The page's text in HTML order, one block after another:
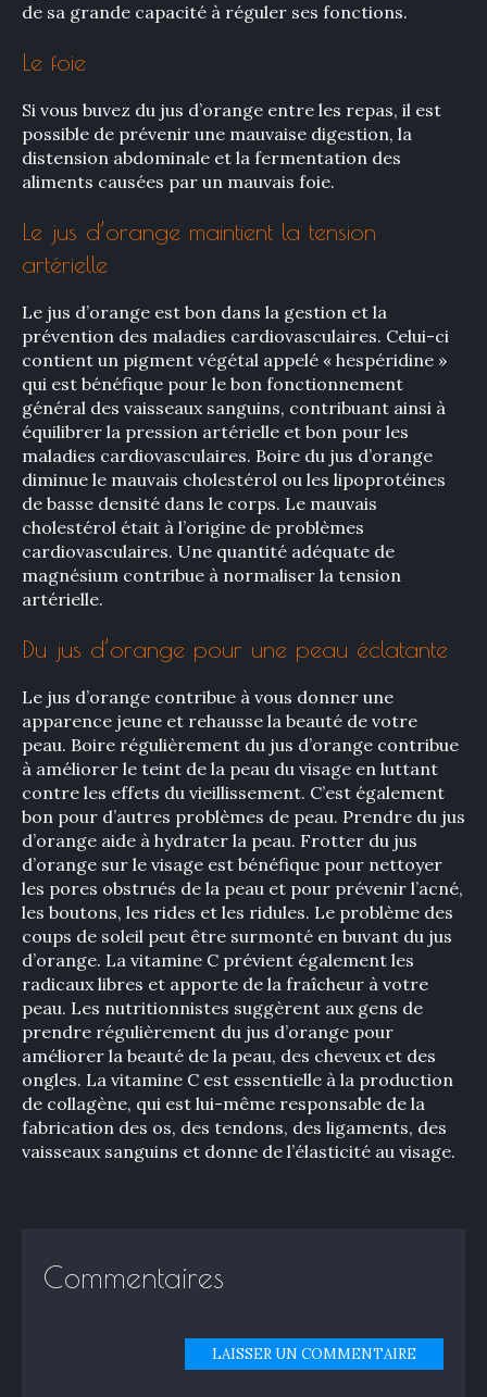
de sa grande capacité à réguler ses fonctions.
Le foie
Si vous buvez du jus d’orange entre les repas, il est
possible de prévenir une mauvaise digestion, la
distension abdominale et la fermentation des
aliments causées par un mauvais foie.
Le jus d’orange maintient la tension
artérielle
Le jus d’orange est bon dans la gestion et la
prévention des maladies cardiovasculaires. Celui-ci
contient un pigment végétal appelé « hespéridine »
qui est bénéfique pour le bon fonctionnement
général des vaisseaux sanguins, contribuant ainsi à
équilibrer la pression artérielle et bon pour les
maladies cardiovasculaires. Boire du jus d’orange
diminue le mauvais cholestérol ou les lipoprotéines
de basse densité dans le corps. Le mauvais
cholestérol était à l’origine de problèmes
cardiovasculaires. Une quantité adéquate de
magnésium contribue à normaliser la tension
artérielle.
Du jus d’orange pour une peau éclatante
Le jus d’orange contribue à vous donner une
apparence jeune et rehausse la beauté de votre
peau. Boire régulièrement du jus d’orange contribue
à améliorer le teint de la peau du visage en luttant
contre les effets du vieillissement. C’est également
bon pour d’autres problèmes de peau. Prendre du jus
d’orange aide à hydrater la peau. Frotter du jus
d’orange sur le visage est bénéfique pour nettoyer
les pores obstrués de la peau et pour prévenir l’acné,
les boutons, les rides et les ridules. Le problème des
coups de soleil peut être surmonté en buvant du jus
d’orange. La vitamine C prévient également les
radicaux libres et apporte de la fraîcheur à votre
peau. Les nutritionnistes suggèrent aux gens de
prendre régulièrement du jus d’orange pour
améliorer la beauté de la peau, des cheveux et des
ongles. La vitamine C est essentielle à la production
de collagène, qui est lui-même responsable de la
fabrication des os, des tendons, des ligaments, des
vaisseaux sanguins et donne de l’élasticité au visage.
Commentaires
LAISSER UN COMMENTAIRE